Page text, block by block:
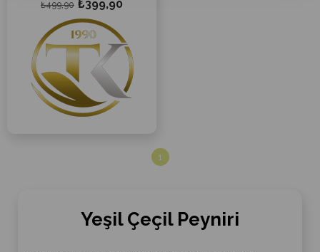
₺399,90
₺499,90
1
Yeşil Çeçil Peyniri